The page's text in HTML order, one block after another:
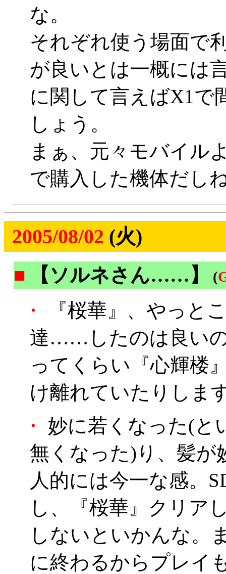
な。
それぞれ使う場面で
が良いとは一概には
に関して言えばX1で
しょう。
まぁ、元々モバイル
で購入した機体だし
2005/08/02 (火)
■ 【ソルネさん……】 (
・
『桜華』、やっと
達……したのは良い
ってくらい『心輝楼
け離れていたりしま
・
妙に若くなった(と
無くなった)り、髪が
人的には今一な感。
し、『桜華』クリア
しないといかんな。
に終わるからプレイ